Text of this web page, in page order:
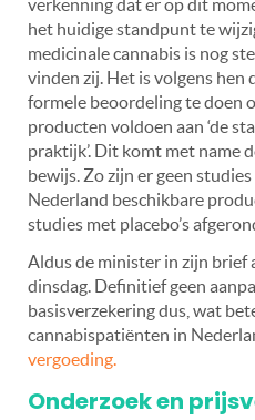
verkenning dat er op dit
het huidige standpunt te
medicinale cannabis is nog
vinden zij. Het is volgens hen
formele beoordeling te doen
producten voldoen aan ‘de
praktijk’. Dit komt met name
bewijs. Zo zijn er geen
Nederland beschikbare
studies met placebo’s
Aldus de minister in zijn brief
dinsdag. Definitief geen
basisverzekering dus, wat
cannabispatiënten in
vergoeding.
Onderzoek en